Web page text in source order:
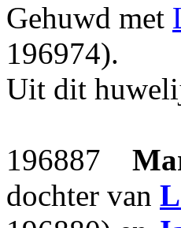
Gehuwd met
196974).
Uit dit
196887
dochter van